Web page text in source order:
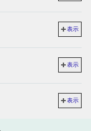
表示
表示
表示